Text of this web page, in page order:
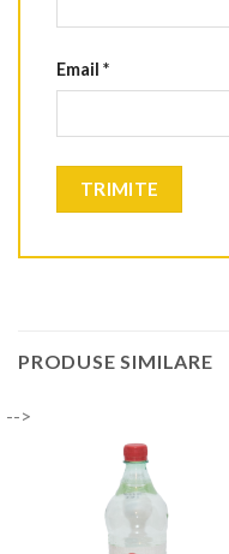
Email *
PRODUSE SIMILARE
-->